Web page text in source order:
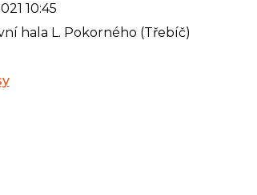
10:45
hala L. Pokorného (Třebíč)